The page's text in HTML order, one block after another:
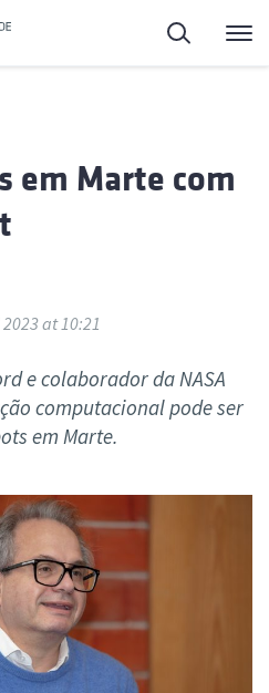
Pesquisa
em Marte com
at 10:21
e colaborador da NASA
computacional pode ser
em Marte.